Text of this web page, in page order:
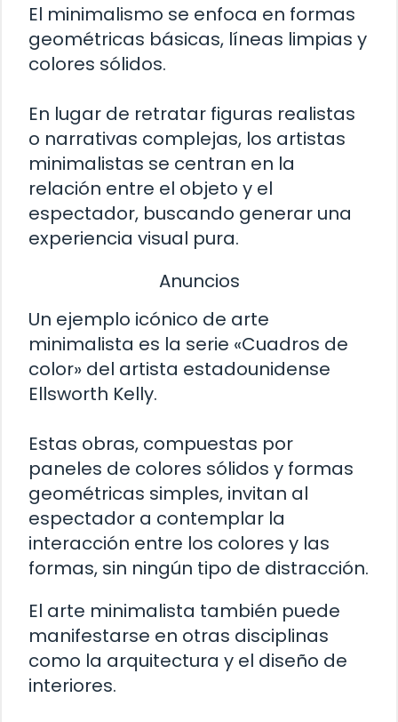
El minimalismo se enfoca en formas
geométricas básicas, líneas limpias y
colores sólidos.
En lugar de retratar figuras realistas
o narrativas complejas, los artistas
minimalistas se centran en la
relación entre el objeto y el
espectador, buscando generar una
experiencia visual pura.
Anuncios
Un ejemplo icónico de arte
minimalista es la serie «Cuadros de
color» del artista estadounidense
Ellsworth Kelly.
Estas obras, compuestas por
paneles de colores sólidos y formas
geométricas simples, invitan al
espectador a contemplar la
interacción entre los colores y las
formas, sin ningún tipo de distracción.
El arte minimalista también puede
manifestarse en otras disciplinas
como la arquitectura y el diseño de
interiores.